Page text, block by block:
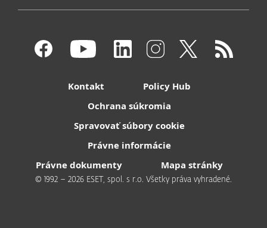
Kontakt
Policy Hub
Ochrana súkromia
Spravovať súbory cookie
Právne informácie
Právne dokumenty
Mapa stránky
© 1992 – 2026 ESET, spol. s r.o. Všetky práva vyhradené.